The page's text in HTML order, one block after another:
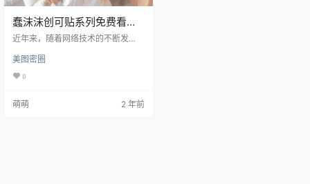
蠢沫沫创可贴系列免费看
图，213套cos资源
近年来，随着网络技术的不断发
样，各种娱乐资源也逐渐成为了人
们生活中不可或缺的一部分。其
中，蠢沫沫因其独特的风格和可爱
美图密圈
0
萌萌 2 年前